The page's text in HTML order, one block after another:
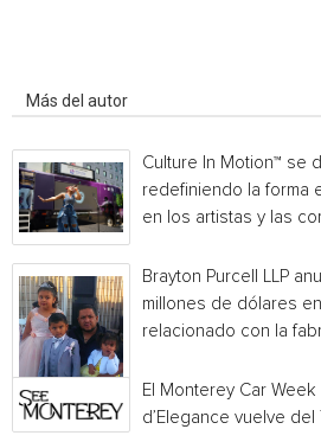
Más del autor
Culture In Motion™ se
redefiniendo la forma
en los artistas y las
Brayton Purcell LLP
millones de dólares
relacionado con la
El Monterey Car
d’Elegance vuelve